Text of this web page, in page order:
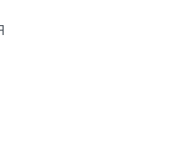
в: